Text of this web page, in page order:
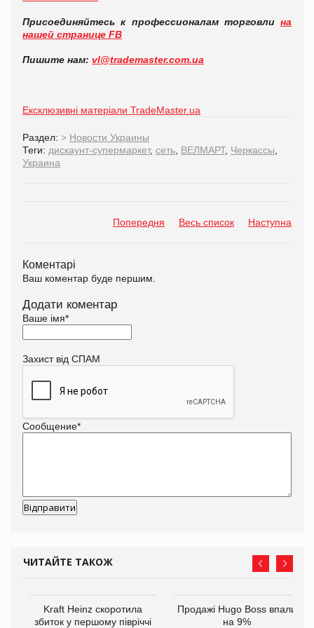
Присоединяйтесь к профессионалам торговли на
нашей странице FB
Пишите нам: vl@trademaster.com.ua
Ексклюзивні матеріали TradeMaster.ua
Раздел: > Новости Украины
Теги: дискаунт-супермаркет, сеть, ВЕЛМАРТ, Черкассы,
Украина
Попередня Весь список Наступна
Коментарі
Ваш коментар буде першим.
Додати коментар
Ваше імя*
Захист від СПАМ
Сообщение*
ЧИТАЙТЕ ТАКОЖ
Kraft Heinz скоротила
збиток у першому півріччі
Продажі Hugo Boss впали
на 9%